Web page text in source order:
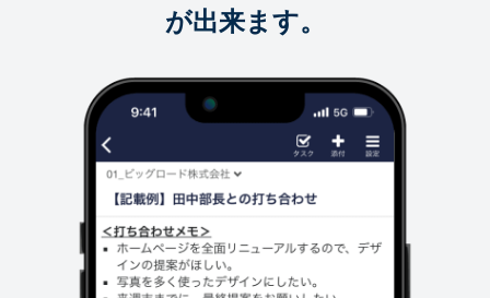
が出来ます。